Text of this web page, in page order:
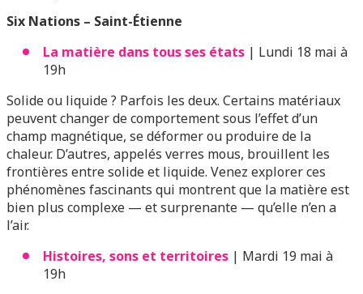
Six Nations – Saint-Étienne
La matière dans tous ses états | Lundi 18 mai à
19h
Solide ou liquide ? Parfois les deux. Certains matériaux
peuvent changer de comportement sous l’effet d’un
champ magnétique, se déformer ou produire de la
chaleur. D’autres, appelés verres mous, brouillent les
frontières entre solide et liquide. Venez explorer ces
phénomènes fascinants qui montrent que la matière est
bien plus complexe — et surprenante — qu’elle n’en a
l’air.
Histoires, sons et territoires | Mardi 19 mai à
19h